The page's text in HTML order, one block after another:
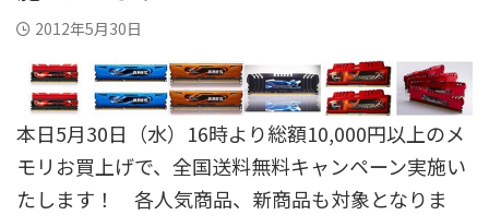
2012年5月30日
本日5月30日（水）16時より総額10,000円以上のメ
モリお買上げで、全国送料無料キャンペーン実施い
たします！ 各人気商品、新商品も対象となりま